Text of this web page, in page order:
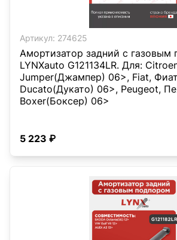
Артикул: 274625
Амортизатор задний с газовым
LYNXauto G121134LR. Для:
Jumper(Джампер) 06>, Fiat,
Ducato(Дукато) 06>, Peugeot,
Boxer(Боксер) 06>
5 223 ₽